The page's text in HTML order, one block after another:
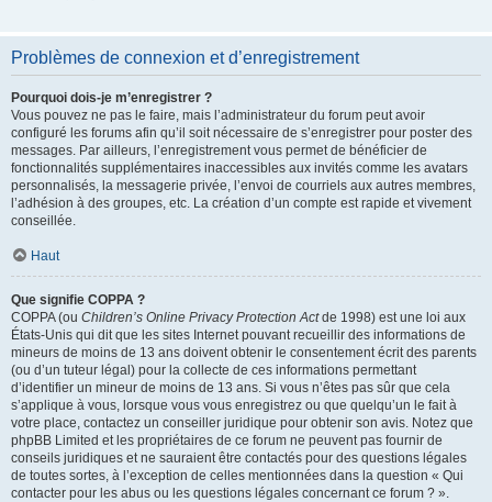
Problèmes de connexion et d’enregistrement
Pourquoi dois-je m’enregistrer ?
Vous pouvez ne pas le faire, mais l’administrateur du forum peut avoir
configuré les forums afin qu’il soit nécessaire de s’enregistrer pour poster des
messages. Par ailleurs, l’enregistrement vous permet de bénéficier de
fonctionnalités supplémentaires inaccessibles aux invités comme les avatars
personnalisés, la messagerie privée, l’envoi de courriels aux autres membres,
l’adhésion à des groupes, etc. La création d’un compte est rapide et vivement
conseillée.
Haut
Que signifie COPPA ?
COPPA (ou Children’s Online Privacy Protection Actde 1998) est une loi aux
États-Unis qui dit que les sites Internet pouvant recueillir des informations de
mineurs de moins de 13 ans doivent obtenir le consentement écrit des parents
(ou d’un tuteur légal) pour la collecte de ces informations permettant
d’identifier un mineur de moins de 13 ans. Si vous n’êtes pas sûr que cela
s’applique à vous, lorsque vous vous enregistrez ou que quelqu’un le fait à
votre place, contactez un conseiller juridique pour obtenir son avis. Notez que
phpBB Limited et les propriétaires de ce forum ne peuvent pas fournir de
conseils juridiques et ne sauraient être contactés pour des questions légales
de toutes sortes, à l’exception de celles mentionnées dans la question « Qui
contacter pour les abus ou les questions légales concernant ce forum ? ».